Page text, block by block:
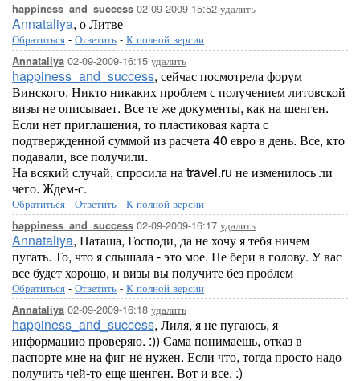
happiness_and_success 02-09-2009-15:52 удалить
Annataliya, о Литве
Обратиться - Ответить - К полной версии
Annataliya 02-09-2009-16:15 удалить
happiness_and_success, сейчас посмотрела форум
Винского. Никто никаких проблем с получением литовской
визы не описывает. Все те же документы, как на шенген.
Если нет приглашения, то пластиковая карта с
подтвержденной суммой из расчета 40 евро в день. Все, кто
подавали, все получили.
На всякий случай, спросила на travel.ru не изменилось ли
чего. Ждем-с.
Обратиться - Ответить - К полной версии
happiness_and_success 02-09-2009-16:17 удалить
Annataliya, Наташа, Господи, да не хочу я тебя ничем
пугать. То, что я слышала - это мое. Не бери в голову. У вас
все будет хорошо, и визы вы получите без проблем
Обратиться - Ответить - К полной версии
Annataliya 02-09-2009-16:18 удалить
happiness_and_success, Лиля, я не пугаюсь, я
информацию проверяю. :)) Сама понимаешь, отказ в
паспорте мне на фиг не нужен. Если что, тогда просто надо
получить чей-то еще шенген. Вот и все. :)